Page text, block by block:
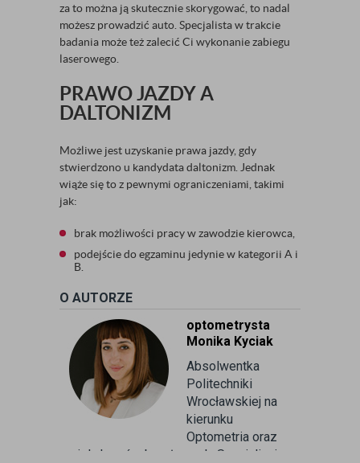
za to można ją skutecznie skorygować, to nadal
możesz prowadzić auto. Specjalista w trakcie
badania może też zalecić Ci wykonanie zabiegu
laserowego.
PRAWO JAZDY A
DALTONIZM
Możliwe jest uzyskanie prawa jazdy, gdy
stwierdzono u kandydata daltonizm. Jednak
wiąże się to z pewnymi ograniczeniami, takimi
jak:
brak możliwości pracy w zawodzie kierowca,
podejście do egzaminu jedynie w kategorii A i
B.
O AUTORZE
optometrysta
Monika Kyciak
Absolwentka
Politechniki
Wrocławskiej na
kierunku
Optometria oraz
wielu kursów branżowych. Specjalizuje